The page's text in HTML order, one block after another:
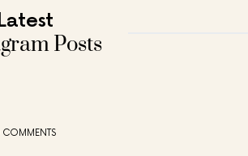
Posts
COMMENTS